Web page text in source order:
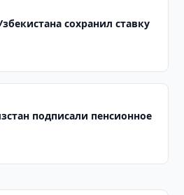
сохранил ставку
подписали пенсионное